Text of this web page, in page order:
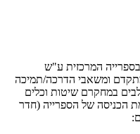
המרכזית ע"ש
ומשאבי הדרכה/תמיכה
במחקרם שיטות וכלים
הכניסה של הספרייה (חדר